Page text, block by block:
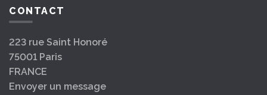
CONTACT
223 rue Saint Honoré
75001 Paris
FRANCE
Envoyer un message